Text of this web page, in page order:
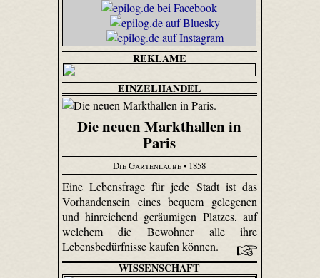
REKLAME
EINZELHANDEL
Die neuen Markthallen in
Paris
Die Gartenlaube• 1858
Eine Lebensfrage für jede Stadt ist das
Vorhandensein eines bequem gelegenen
und hinreichend geräumigen Platzes, auf
welchem die Bewohner alle ihre
Lebensbedürfnisse kaufen können.
WISSENSCHAFT